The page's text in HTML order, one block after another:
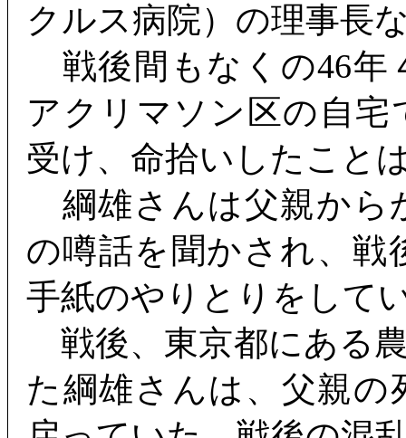
クルス病院）の理事長
戦後間もなくの46年
アクリマソン区の自
受け、命拾いしたこと
綱雄さんは父親から
の噂話を聞かされ、戦
手紙のやりとりをして
戦後、東京都にある
た綱雄さんは、父親